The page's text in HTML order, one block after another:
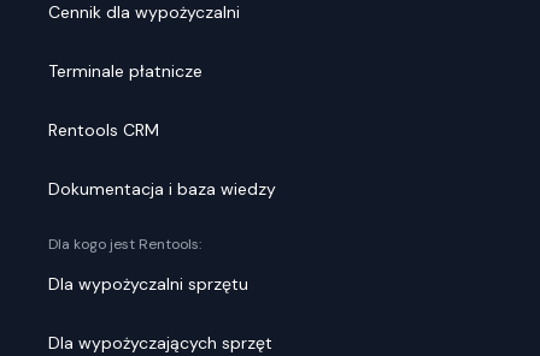
Cennik dla wypożyczalni
Terminale płatnicze
Rentools CRM
Dokumentacja i baza wiedzy
Dla kogo jest Rentools:
Dla wypożyczalni sprzętu
Dla wypożyczających sprzęt